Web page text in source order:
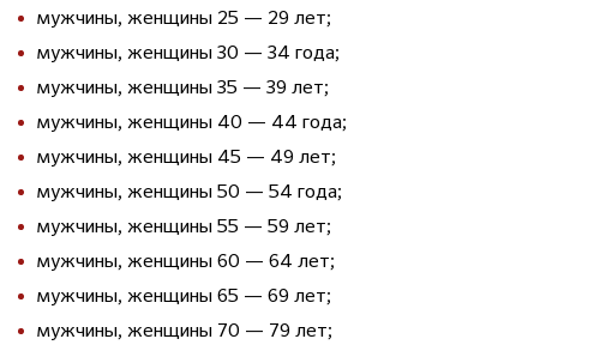
мужчины, женщины 25 — 29 лет;
мужчины, женщины 30 — 34 года;
мужчины, женщины 35 — 39 лет;
мужчины, женщины 40 — 44 года;
мужчины, женщины 45 — 49 лет;
мужчины, женщины 50 — 54 года;
мужчины, женщины 55 — 59 лет;
мужчины, женщины 60 — 64 лет;
мужчины, женщины 65 — 69 лет;
мужчины, женщины 70 — 79 лет;